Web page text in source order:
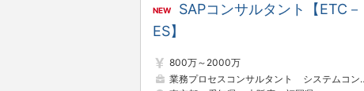
NEW
SAPコンサルタント【ETC－
ES】
800万～2000万
業務プロセスコンサルタント
システムコンサルタント